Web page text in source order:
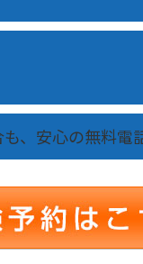
、安心の無料電